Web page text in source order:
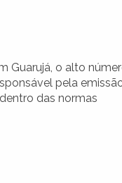
Guarujá, o alto
pela
das normas